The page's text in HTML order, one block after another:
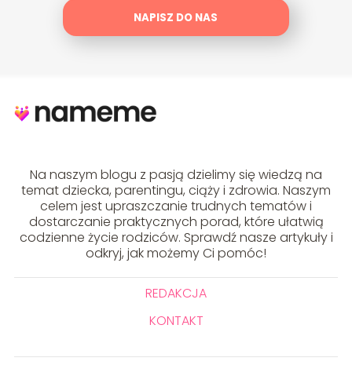
NAPISZ DO NAS
Na naszym blogu z pasją dzielimy się wiedzą na
temat dziecka, parentingu, ciąży i zdrowia. Naszym
celem jest upraszczanie trudnych tematów i
dostarczanie praktycznych porad, które ułatwią
codzienne życie rodziców. Sprawdź nasze artykuły i
odkryj, jak możemy Ci pomóc!
REDAKCJA
KONTAKT